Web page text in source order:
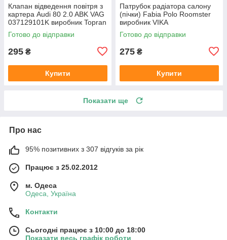
Клапан відведення повітря з
картера Audi 80 2.0 ABK VAG
037129101K виробник Topran
Німеччина
Готово до відправки
295 ₴
Купити
Патрубок радіатора салону
(пічки) Fabia Polo Roomster
виробник VIKA
Готово до відправки
275 ₴
Купити
Показати ще
Про нас
95% позитивних з 307 відгуків за рік
Працює з 25.02.2012
м. Одеса
Одеса, Україна
Контакти
Сьогодні працює з 10:00 до 18:00
Показати весь графік роботи